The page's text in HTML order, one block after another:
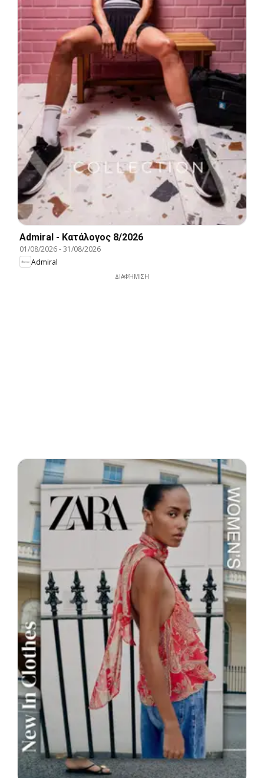
Admiral - Kατάλογος 8/2026
01/08/2026-31/08/2026
Admiral
ΔΙΑΦΉΜΙΣΗ